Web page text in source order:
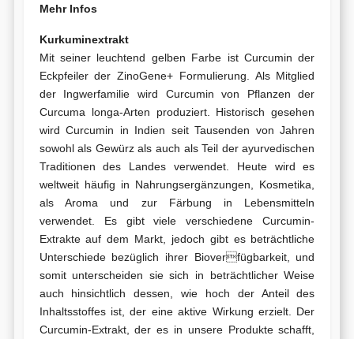
Mehr Infos
Kurkuminextrakt
Mit seiner leuchtend gelben Farbe ist Curcumin der
Eckpfeiler der ZinoGene+ Formulierung. Als Mitglied
der Ingwerfamilie wird Curcumin von Pflanzen der
Curcuma longa-Arten produziert. Historisch gesehen
wird Curcumin in Indien seit Tausenden von Jahren
sowohl als Gewürz als auch als Teil der ayurvedischen
Traditionen des Landes verwendet. Heute wird es
weltweit häufig in Nahrungsergänzungen, Kosmetika,
als Aroma und zur Färbung in Lebensmitteln
verwendet. Es gibt viele verschiedene Curcumin-
Extrakte auf dem Markt, jedoch gibt es beträchtliche
Unterschiede bezüglich ihrer Bioverfügbarkeit, und
somit unterscheiden sie sich in beträchtlicher Weise
auch hinsichtlich dessen, wie hoch der Anteil des
Inhaltsstoffes ist, der eine aktive Wirkung erzielt. Der
Curcumin-Extrakt, der es in unsere Produkte schafft,